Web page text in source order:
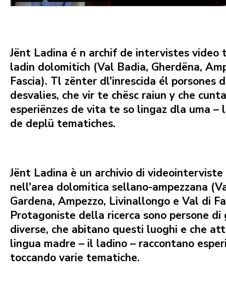
Jënt Ladina é n archif de intervistes video
ladin dolomitich (Val Badia, Gherdëna,
Fascia). Tl zënter dl'inrescida él porsones
desvalies, che vir te chësc raiun y che
esperiënzes de vita te so lingaz dla uma –
de deplü tematiches.
Jënt Ladina è un archivio di
nell'area dolomitica sellano-ampezzana
Gardena, Ampezzo, Livinallongo e Val di
Protagoniste della ricerca sono persone di
diverse, che abitano questi luoghi e che
lingua madre – il ladino – raccontano
toccando varie tematiche.